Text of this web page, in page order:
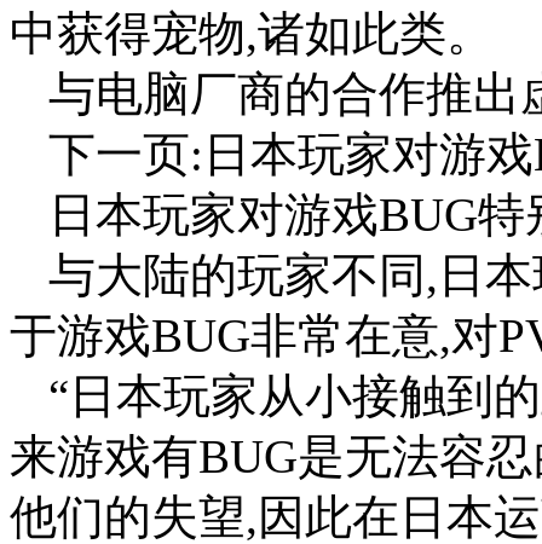
中获得宠物,诸如此类。
与电脑厂商的合作推出
下一页:日本玩家对游
日本玩家对游戏BUG
与大陆的玩家不同,日
于游戏BUG非常在意,对
“日本玩家从小接触到
来游戏有BUG是无法容
他们的失望,因此在日本